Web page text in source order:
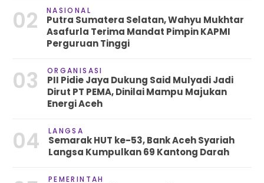
02 NASIONAL
Putra Sumatera Selatan, Wahyu Mukhtar
Asafurla Terima Mandat Pimpin KAPMI
Perguruan Tinggi
03 ORGANISASI
PII Pidie Jaya Dukung Said Mulyadi Jadi
Dirut PT PEMA, Dinilai Mampu Majukan
Energi Aceh
04 LANGSA
Semarak HUT ke-53, Bank Aceh Syariah
Langsa Kumpulkan 69 Kantong Darah
PEMERINTAH